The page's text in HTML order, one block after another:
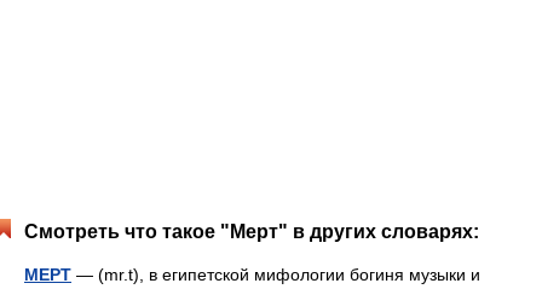
Смотреть что такое "Мерт" в других словарях:
МЕРТ — (mr.t), в египетской мифологии богиня музыки и